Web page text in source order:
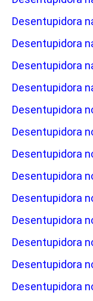
Desentupidora
Desentupidora
Desentupidora
Desentupidora
Desentupidora
Desentupidora
Desentupidora
Desentupidora
Desentupidora
Desentupidora
Desentupidora
Desentupidora
Desentupidora